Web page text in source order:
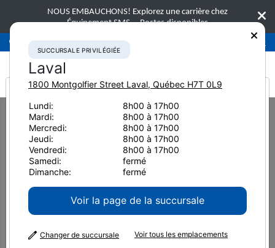
NOUS EMBAUCHONS! Explorez une carrière chez
Équipement SMS. Postes disponibles
Succursale privilégiéeLaval 450-781-9600
Home Accessoires Marteaux hydrauliques
It looks like you are
from America
SUCCURSALE PRIVILÉGIÉE
Laval
1800 Montgolfier Street Laval, Québec H7T 0L9
Lundi:
8h00 à 17h00
Mardi:
8h00 à 17h00
Mercredi:
8h00 à 17h00
Jeudi:
8h00 à 17h00
Vendredi:
8h00 à 17h00
Samedi:
fermé
Dimanche:
fermé
Voir la page de la succursale
Changer de succursale Voir tous les emplacements